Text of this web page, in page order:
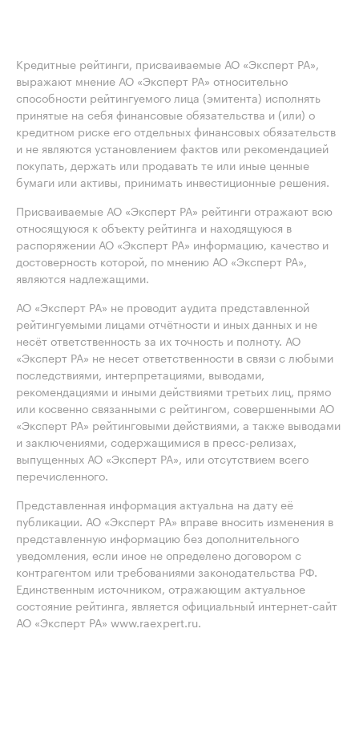
Кредитные рейтинги, присваиваемые АО «Эксперт РА»,
выражают мнение АО «Эксперт РА» относительно
способности рейтингуемого лица (эмитента) исполнять
принятые на себя финансовые обязательства и (или) о
кредитном риске его отдельных финансовых обязательств
и не являются установлением фактов или рекомендацией
покупать, держать или продавать те или иные ценные
бумаги или активы, принимать инвестиционные решения.
Присваиваемые АО «Эксперт РА» рейтинги отражают всю
относящуюся к объекту рейтинга и находящуюся в
распоряжении АО «Эксперт РА» информацию, качество и
достоверность которой, по мнению АО «Эксперт РА»,
являются надлежащими.
АО «Эксперт РА» не проводит аудита представленной
рейтингуемыми лицами отчётности и иных данных и не
несёт ответственность за их точность и полноту. АО
«Эксперт РА» не несет ответственности в связи с любыми
последствиями, интерпретациями, выводами,
рекомендациями и иными действиями третьих лиц, прямо
или косвенно связанными с рейтингом, совершенными АО
«Эксперт РА» рейтинговыми действиями, а также выводами
и заключениями, содержащимися в пресс-релизах,
выпущенных АО «Эксперт РА», или отсутствием всего
перечисленного.
Представленная информация актуальна на дату её
публикации. АО «Эксперт РА» вправе вносить изменения в
представленную информацию без дополнительного
уведомления, если иное не определено договором с
контрагентом или требованиями законодательства РФ.
Единственным источником, отражающим актуальное
состояние рейтинга, является официальный интернет-сайт
АО «Эксперт РА» www.raexpert.ru.